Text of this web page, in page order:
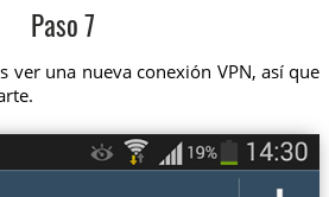
Paso 7
ver una nueva conexión VPN, así que